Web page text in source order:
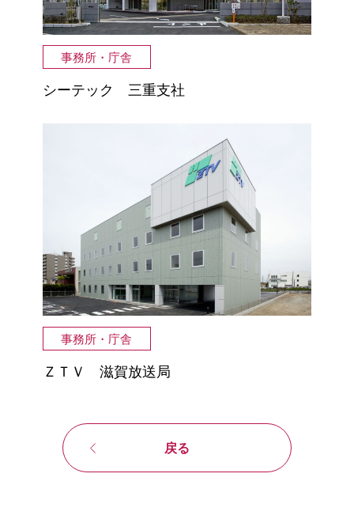
事務所・庁舎
シーテック 三重支社
事務所・庁舎
ＺＴＶ 滋賀放送局
戻る